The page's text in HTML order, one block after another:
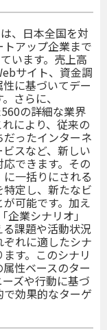
、日本全国を対
アップ企業まで
います。売上高
サイト、資金調
に基づいてデー
さらに、
の詳細な業界
により、従来の
ったインターネ
スなど、新しい
できます。その
一括りにされる
定し、新たなビ
可能です。加え
企業シナリオ」
課題や活動状況
れに適したシナ
す。このシナリ
性ベースのター
ズや行動に基づ
効果的なターゲ